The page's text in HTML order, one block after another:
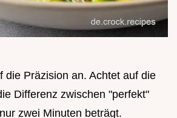
die Präzision an. Achtet auf die
Differenz zwischen "perfekt"
zwei Minuten beträgt.